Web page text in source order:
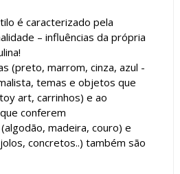
é caracterizado pela
– influências da própria
(preto, marrom, cinza, azul -
temas e objetos que
art, carrinhos) e ao
conferem
madeira, couro) e
concretos..) também são